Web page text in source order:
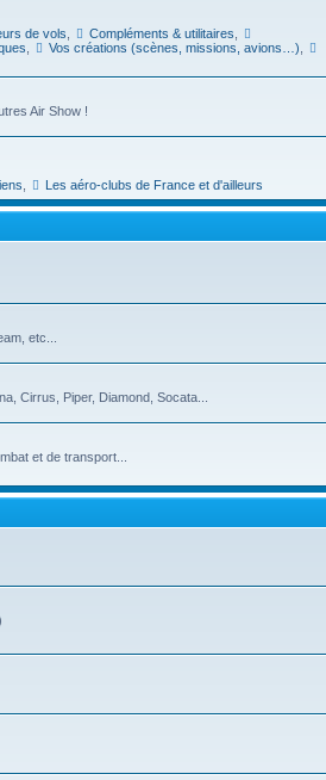
de vols Compléments & utilitaires
Vos créations (scènes, missions, avions…)
Air Show !
Les aéro-clubs de France et d'ailleurs
etc...
Cirrus, Piper, Diamond, Socata...
et de transport...